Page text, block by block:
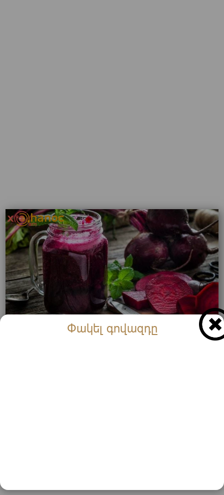
Պատրաստեք և խմեք․ Այն ծանր հիվանդություններ
Փակել գովազդը